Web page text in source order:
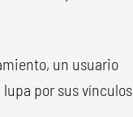
un usuario
por sus vínculos